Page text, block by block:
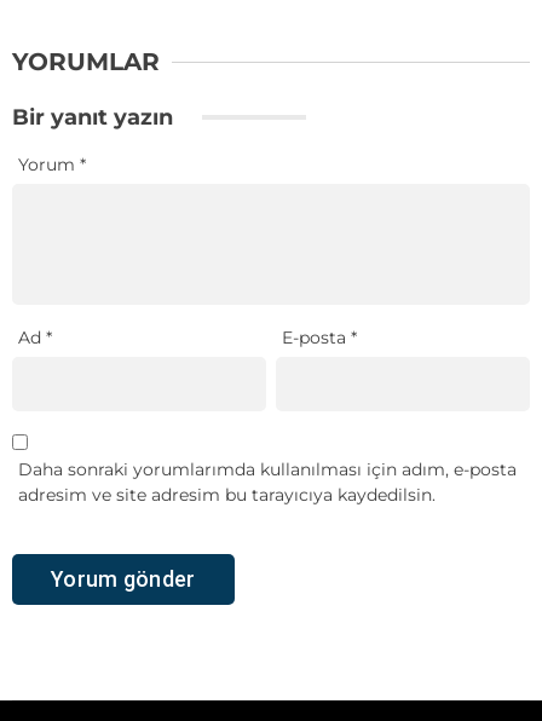
YORUMLAR
Bir yanıt yazın
Yorum *
Ad * E-posta*
Daha sonraki yorumlarımda kullanılması için adım, e-posta
adresim ve site adresim bu tarayıcıya kaydedilsin.